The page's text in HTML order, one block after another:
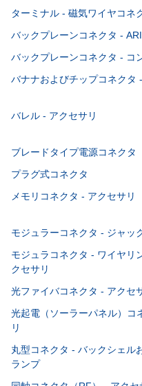
ターミナル - 磁気ワイヤコネ
バックプレーンコネクタ -
バックプレーンコネクタ - コ
バナナおよびチップコネクタ
バレル - アクセサリ
ブレードタイプ電源コネクタ
プラグ式コネクタ
メモリコネクタ - アクセサリ
モジュラーコネクタ - ジャッ
モジュラコネクタ - ワイヤリ
クセサリ
光ファイバコネクタ - アクセ
光起電（ソーラーパネル）コ
リ
丸型コネクタ - バックシェル
ランプ